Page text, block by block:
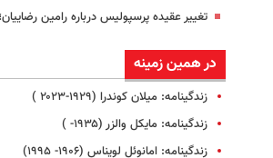
تغییر عقیده پرسپولیس درباره رامین
در همین زمینه
زندگینامه: میلان کوندرا (۱۹۲۹-۲۰۲۳ )
زندگینامه: مایکل والزر (۱۹۳۵- )
زندگینامه: امانوئل لویناس (۱۹۰۶- ۱۹۹۵)